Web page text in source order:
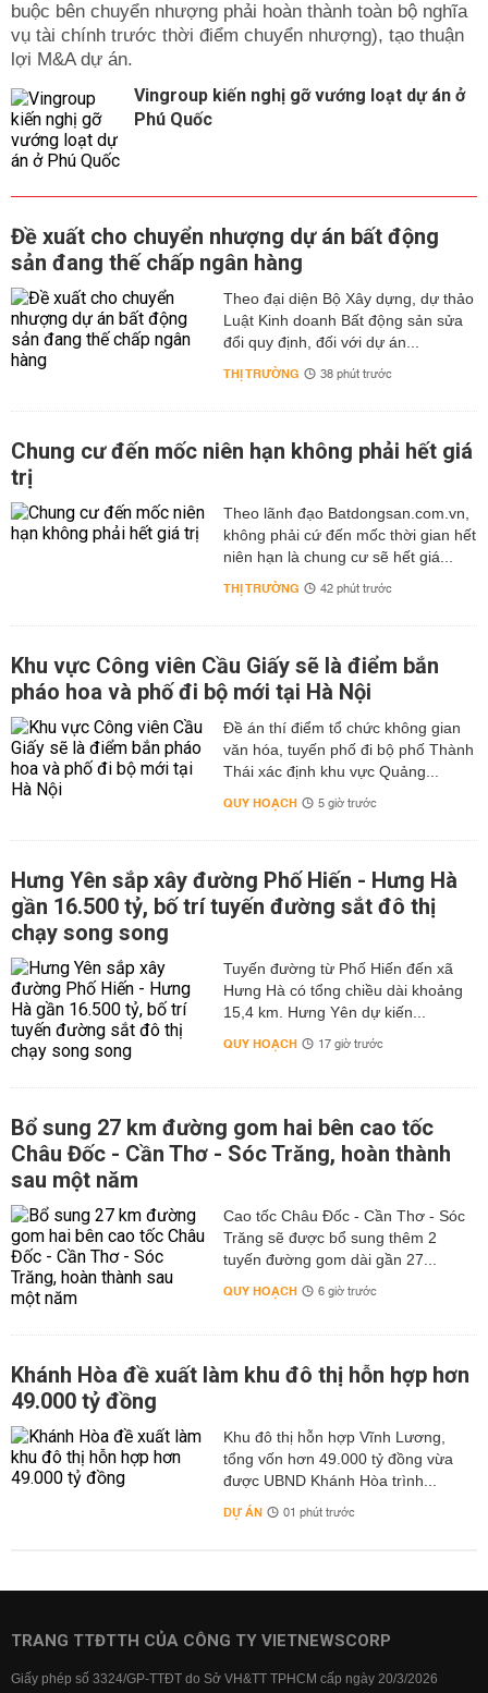
buộc bên chuyển nhượng phải hoàn thành toàn bộ nghĩa
vụ tài chính trước thời điểm chuyển nhượng), tạo thuận
lợi M&A dự án.
Vingroup kiến nghị gỡ vướng loạt dự án ở
Phú Quốc
Đề xuất cho chuyển nhượng dự án bất động
sản đang thế chấp ngân hàng
Theo đại diện Bộ Xây dựng, dự thảo
Luật Kinh doanh Bất động sản sửa
đổi quy định, đối với dự án...
THỊ TRƯỜNG 38 phút trước
Chung cư đến mốc niên hạn không phải hết giá
trị
Theo lãnh đạo Batdongsan.com.vn,
không phải cứ đến mốc thời gian hết
niên hạn là chung cư sẽ hết giá...
THỊ TRƯỜNG 42 phút trước
Khu vực Công viên Cầu Giấy sẽ là điểm bắn
pháo hoa và phố đi bộ mới tại Hà Nội
Đề án thí điểm tổ chức không gian
văn hóa, tuyến phố đi bộ phố Thành
Thái xác định khu vực Quảng...
QUY HOẠCH 5 giờ trước
Hưng Yên sắp xây đường Phố Hiến - Hưng Hà
gần 16.500 tỷ, bố trí tuyến đường sắt đô thị
chạy song song
Tuyến đường từ Phố Hiến đến xã
Hưng Hà có tổng chiều dài khoảng
15,4 km. Hưng Yên dự kiến...
QUY HOẠCH 17 giờ trước
Bổ sung 27 km đường gom hai bên cao tốc
Châu Đốc - Cần Thơ - Sóc Trăng, hoàn thành
sau một năm
Cao tốc Châu Đốc - Cần Thơ - Sóc
Trăng sẽ được bổ sung thêm 2
tuyến đường gom dài gần 27...
QUY HOẠCH 6 giờ trước
Khánh Hòa đề xuất làm khu đô thị hỗn hợp hơn
49.000 tỷ đồng
Khu đô thị hỗn hợp Vĩnh Lương,
tổng vốn hơn 49.000 tỷ đồng vừa
được UBND Khánh Hòa trình...
DỰ ÁN 01 phút trước
TRANG TTĐTTH CỦA CÔNG TY VIETNEWSCORP
Giấy phép số 3324/GP-TTĐT do Sở VH&TT TPHCM cấp ngày 20/3/2026